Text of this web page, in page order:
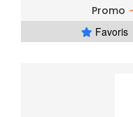
Promo
Favoris